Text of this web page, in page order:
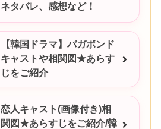
ネタバレ、感想など！
【韓国ドラマ】バガボンド
キャストや相関図★あらす
じをご紹介
恋人キャスト(画像付き)相
関図★あらすじをご紹介/韓